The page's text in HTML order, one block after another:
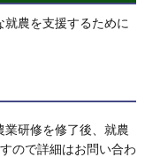
農を支援するために
業研修を修了後、就農
ので詳細はお問い合わ